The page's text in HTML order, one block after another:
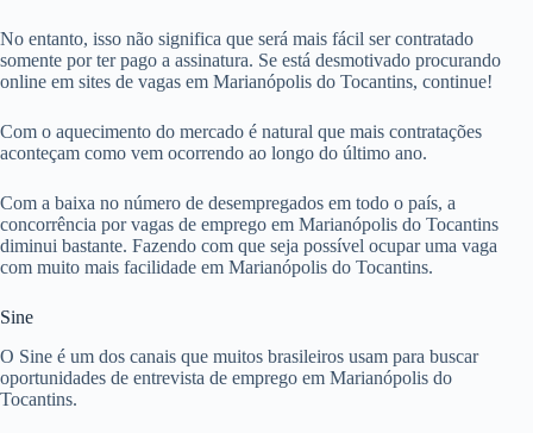
No entanto, isso não significa que será mais fácil ser contratado
somente por ter pago a assinatura. Se está desmotivado procurando
online em sites de vagas em Marianópolis do Tocantins, continue!
Com o aquecimento do mercado é natural que mais contratações
aconteçam como vem ocorrendo ao longo do último ano.
Com a baixa no número de desempregados em todo o país, a
concorrência por vagas de emprego em Marianópolis do Tocantins
diminui bastante. Fazendo com que seja possível ocupar uma vaga
com muito mais facilidade em Marianópolis do Tocantins.
Sine
O Sine é um dos canais que muitos brasileiros usam para buscar
oportunidades de entrevista de emprego em Marianópolis do
Tocantins.